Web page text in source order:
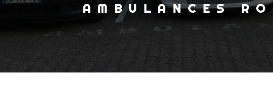
AMBULANCES